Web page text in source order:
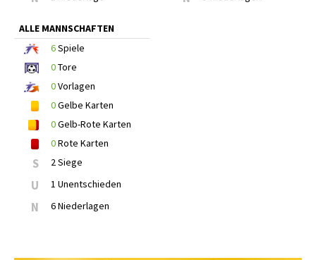
ALLE MANNSCHAFTEN
6Spiele
0Tore
0Vorlagen
0Gelbe Karten
0Gelb-Rote Karten
0Rote Karten
S 2 Siege
U 1 Unentschieden
N 6 Niederlagen